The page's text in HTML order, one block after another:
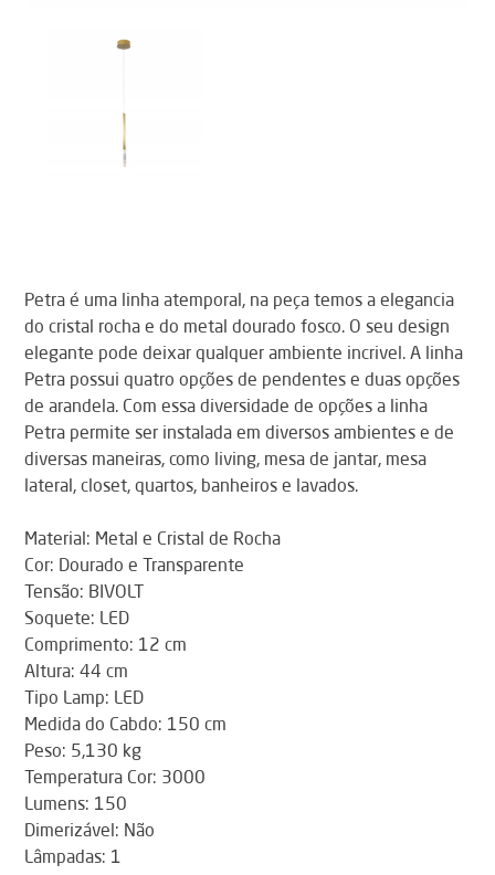
Petra é uma linha atemporal, na peça temos a elegancia
do cristal rocha e do metal dourado fosco. O seu design
elegante pode deixar qualquer ambiente incrivel. A linha
Petra possui quatro opções de pendentes e duas opções
de arandela. Com essa diversidade de opções a linha
Petra permite ser instalada em diversos ambientes e de
diversas maneiras, como living, mesa de jantar, mesa
lateral, closet, quartos, banheiros e lavados.
Material: Metal e Cristal de Rocha
Cor: Dourado e Transparente
Tensão: BIVOLT
Soquete: LED
Comprimento: 12 cm
Altura: 44 cm
Tipo Lamp: LED
Medida do Cabdo: 150 cm
Peso: 5,130 kg
Temperatura Cor: 3000
Lumens: 150
Dimerizável: Não
Lâmpadas: 1